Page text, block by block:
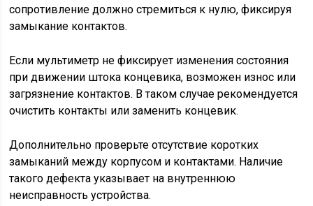
сопротивление должно стремиться к нулю, фиксируя
замыкание контактов.
Если мультиметр не фиксирует изменения состояния
при движении штока концевика, возможен износ или
загрязнение контактов. В таком случае рекомендуется
очистить контакты или заменить концевик.
Дополнительно проверьте отсутствие коротких
замыканий между корпусом и контактами. Наличие
такого дефекта указывает на внутреннюю
неисправность устройства.